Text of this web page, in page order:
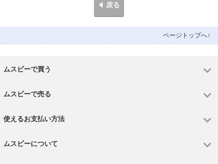
戻る
ページトップへ↑
ムスビーで買う
ムスビーで売る
使えるお支払い方法
ムスビーについて